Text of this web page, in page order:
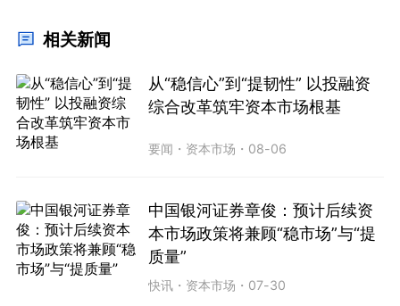
相关新闻
从“稳信心”到“提韧性” 以投融资
综合改革筑牢资本市场根基
要闻 ・ 资本市场 ・ 08-06
中国银河证券章俊：预计后续资
本市场政策将兼顾“稳市场”与“提
质量”
快讯 ・ 资本市场 ・ 07-30